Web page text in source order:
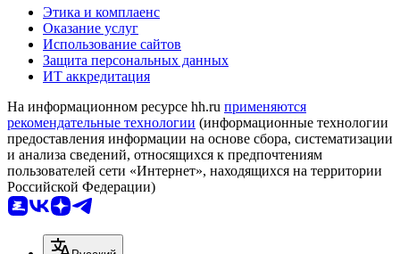
Этика и комплаенс
Оказание услуг
Использование сайтов
Защита персональных данных
ИТ аккредитация
На информационном ресурсе hh.ru применяются
рекомендательные технологии (информационные технологии
предоставления информации на основе сбора, систематизации
и анализа сведений, относящихся к предпочтениям
пользователей сети «Интернет», находящихся на территории
Российской Федерации)